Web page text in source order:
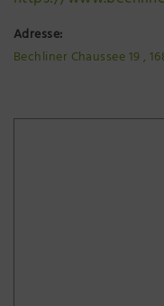
Adresse:
Bechliner Chaussee 19 ,